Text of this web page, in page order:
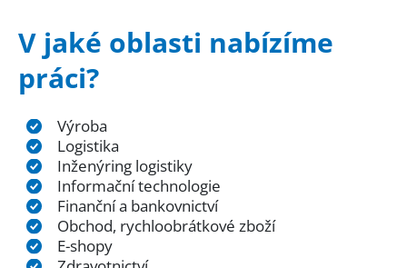
V jaké oblasti nabízíme
práci?
Výroba
Logistika
Inženýring logistiky
Informační technologie
Finanční a bankovnictví
Obchod, rychloobrátkové zboží
E-shopy